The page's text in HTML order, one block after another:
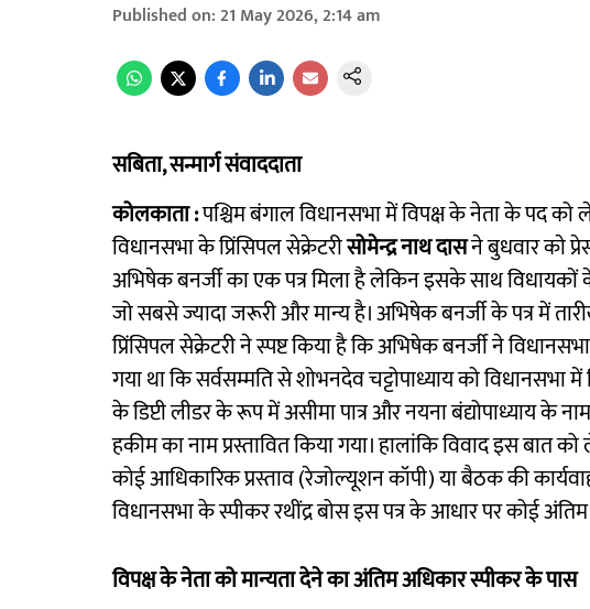
Published on:21 May 2026, 2:14 am
सबिता, सन्मार्ग संवाददाता
कोलकाता :पश्चिम बंगाल विधानसभा में विपक्ष के नेता के पद को
विधानसभा के प्रिंसिपल सेक्रेटरीसोमेन्द्र नाथ दासने बुधवार काे
अभिषेक बनर्जी का एक पत्र मिला है लेकिन इसके साथ विधायकों के
जो सबसे ज्यादा जरूरी और मान्य है। अभिषेक बनर्जी के पत्र में
प्रिंसिपल सेक्रेटरी ने स्पष्ट किया है कि अभिषेक बनर्जी ने
गया था कि सर्वसम्मति से शोभनदेव चट्टोपाध्याय को विधानसभा
के डिप्टी लीडर के रूप में असीमा पात्र और नयना बंद्योपाध्याय के
हकीम का नाम प्रस्तावित किया गया। हालांकि विवाद इस बात
कोई आधिकारिक प्रस्ताव (रेजोल्यूशन कॉपी) या बैठक की
विधानसभा के स्पीकर रथींद्र बोस इस पत्र के आधार पर कोई
विपक्ष के नेता को मान्यता देने का अंतिम अधिकार स्पीकर के पास